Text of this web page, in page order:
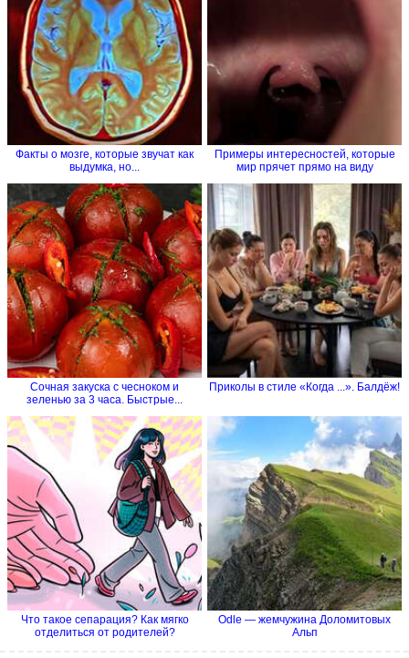
Факты о мозге, которые звучат как
выдумка, но...
Примеры интересностей, которые
мир прячет прямо на виду
Сочная закуска с чесноком и
зеленью за 3 часа. Быстрые...
Приколы в стиле «Когда ...». Балдёж!
Что такое сепарация? Как мягко
отделиться от родителей?
Odle — жемчужина Доломитовых
Альп